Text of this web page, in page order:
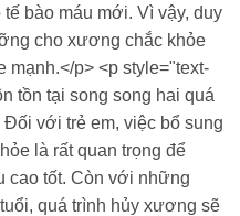
bào máu mới. Vì vậy, duy
cho xương chắc khỏe
mạnh.</p> <p style="text-
tồn tại song song hai quá
với trẻ em, việc bổ sung
là rất quan trọng để
cao tốt. Còn với những
quá trình hủy xương sẽ